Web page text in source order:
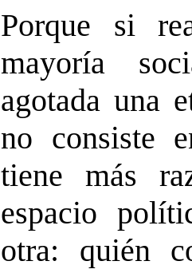
Porque si
mayoría
agotada una
no consiste
tiene más
espacio
otra: quién